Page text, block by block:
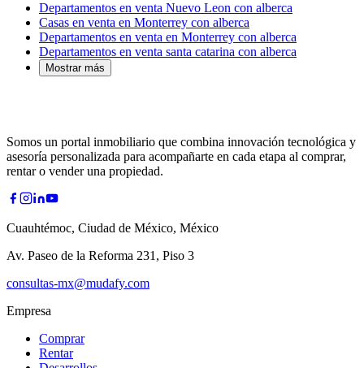
Departamentos en venta Nuevo Leon con alberca
Casas en venta en Monterrey con alberca
Departamentos en venta en Monterrey con alberca
Departamentos en venta santa catarina con alberca
Mostrar más
Somos un portal inmobiliario que combina innovación tecnológica y
asesoría personalizada para acompañarte en cada etapa al comprar,
rentar o vender una propiedad.
Cuauhtémoc, Ciudad de México, México
Av. Paseo de la Reforma 231, Piso 3
consultas-mx@mudafy.com
Empresa
Comprar
Rentar